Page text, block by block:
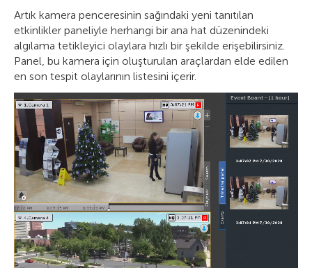
Artık kamera penceresinin sağındaki yeni tanıtılan
etkinlikler paneliyle herhangi bir ana hat düzenindeki
algılama tetikleyici olaylara hızlı bir şekilde erişebilirsiniz.
Panel, bu kamera için oluşturulan araçlardan elde edilen
en son tespit olaylarının listesini içerir.